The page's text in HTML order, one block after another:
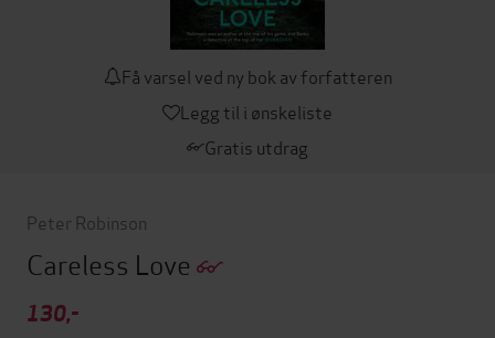
Få varsel ved ny bok av forfatteren
Legg til i ønskeliste
Gratis utdrag
Peter Robinson
Careless Love
130,-